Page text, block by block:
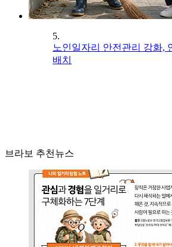
5.
노인일자리 안전관리 강화,
배치
브라보 추천뉴스